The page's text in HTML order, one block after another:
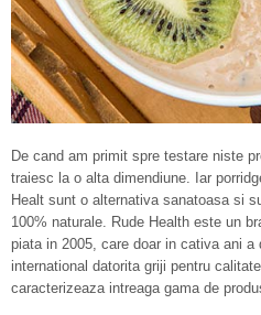
De cand am primit spre testare niste
traiesc la o alta dimendiune. Iar
Healt sunt o alternativa sanatoasa si
100% naturale. Rude Health este un
piata in 2005, care doar in cativa ani
international datorita griji pentru
caracterizeaza intreaga gama de